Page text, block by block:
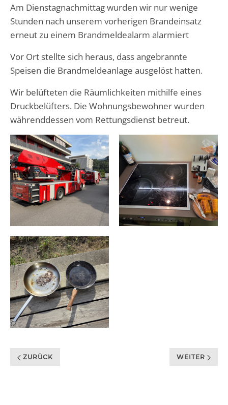
Am Dienstagnachmittag wurden wir nur wenige
Stunden nach unserem vorherigen Brandeinsatz
erneut zu einem Brandmeldealarm alarmiert
Vor Ort stellte sich heraus, dass angebrannte
Speisen die Brandmeldeanlage ausgelöst hatten.
Wir belüfteten die Räumlichkeiten mithilfe eines
Druckbelüfters. Die Wohnungsbewohner wurden
währenddessen vom Rettungsdienst betreut.
ZURÜCK WEITER